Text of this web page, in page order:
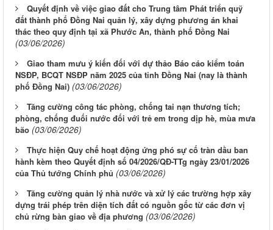
Quyết định về việc giao đất cho Trung tâm Phát triển quỹ
đất thành phố Đồng Nai quản lý, xây dựng phương án khai
thác theo quy định tại xã Phước An, thành phố Đồng Nai
(03/06/2026)
Giao tham mưu ý kiến đối với dự thảo Báo cáo kiểm toán
NSĐP, BCQT NSĐP năm 2025 của tỉnh Đồng Nai (nay là thành
phố Đồng Nai) (03/06/2026)
Tăng cường công tác phòng, chống tai nạn thương tích;
phòng, chống đuối nước đối với trẻ em trong dịp hè, mùa mưa
bão (03/06/2026)
Thực hiện Quy chế hoạt động ứng phó sự cố tràn dầu ban
hành kèm theo Quyết định số 04/2026/QĐ-TTg ngày 23/01/2026
của Thủ tướng Chính phủ (03/06/2026)
Tăng cường quản lý nhà nước và xử lý các trường hợp xây
dựng trái phép trên diện tích đất có nguồn gốc từ các đơn vị
chủ rừng bàn giao về địa phương (03/06/2026)